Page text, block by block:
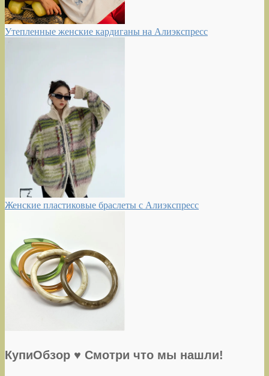
Утепленные женские кардиганы на Алиэкспресс
Женские пластиковые браслеты с Алиэкспресс
КупиОбзор ♥ Смотри что мы нашли!